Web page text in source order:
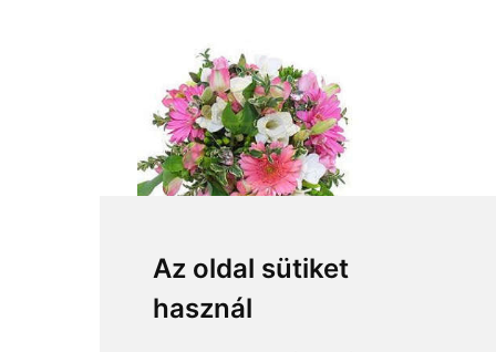
Az oldal sütiket
használ
from HUF20,600